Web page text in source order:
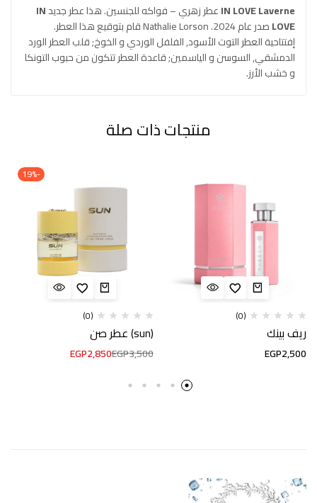
IN LOVELaverne عطر زهري – فواكه للجنسين. هذا عطر جديدIN
LOVE
صدر عام 2024. Nathalie Lorson قام بتوقيع هذا العطر.
إفتتاحية العطر التوت الأسود, الفلفل الوردي و الخوخ; قلب العطر الورد
الدمشقي, السوسن و الياسمين; قاعدة العطر تتكون من حبوب التونكا
و خشب الأرز.
منتجات ذات صلة
(0)
ريف بينك
EGP2,500
-19%
(0)
(sun) عطر صن
EGP3,500
EGP2,850